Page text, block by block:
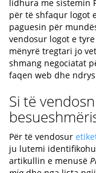
lidhura me sistemin
për të shfaqur logot
paguesin për
vendosur logot e
mënyrë tregtari jo
shmang negociatat
faqen web dhe
Si të
Për të vendosur
ju lutemi
artikullin e menusë